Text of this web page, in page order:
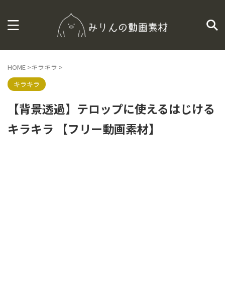
HOME >キラキラ >
キラキラ
【背景透過】テロップに使えるはじける
キラキラ 【フリー動画素材】